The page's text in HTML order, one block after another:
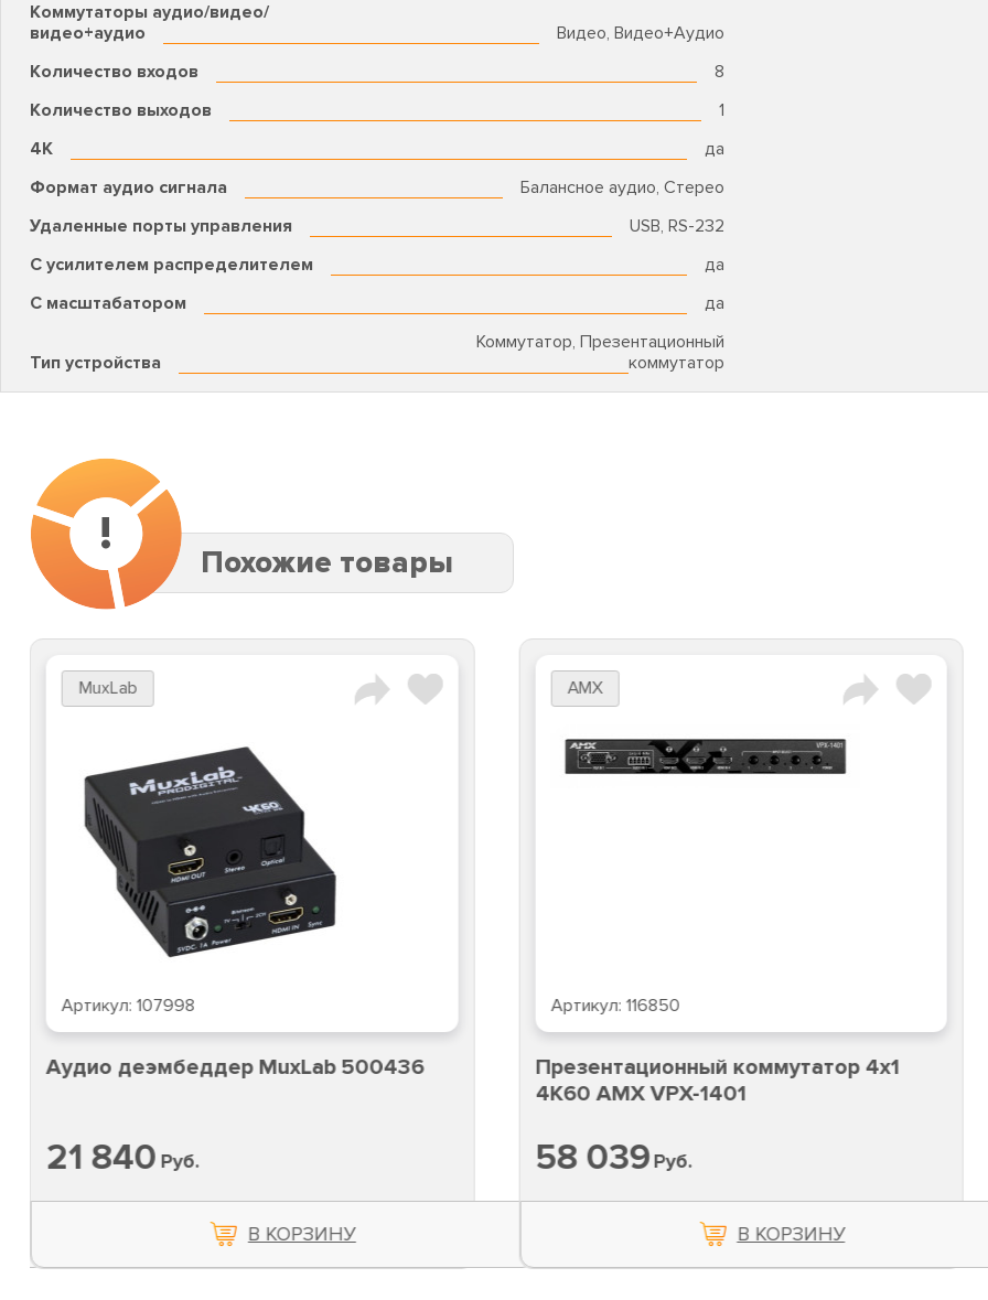
Коммутаторы аудио/видео/
видео+аудио
Видео, Видео+Аудио
Количество входов
8
Количество выходов
1
4К
да
Формат аудио сигнала
Балансное аудио, Стерео
Удаленные порты управления
USB, RS-232
С усилителем распределителем
да
С масштабатором
да
Тип устройства
Коммутатор, Презентационный
коммутатор
!
Похожие товары
MuxLab
Артикул: 107998
Аудио деэмбеддер MuxLab 500436
21 840 Руб.
В КОРЗИНУ
AMX
Артикул: 116850
Презентационный коммутатор 4x1
4K60 AMX VPX-1401
58 039Руб.
В КОРЗИНУ